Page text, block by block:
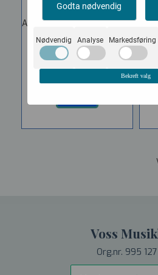
Reason 13 Upgrade • VST,
AU, AAX Plugin • Standalone
DAW • 30...
1.238,-
Voss
Org.nr. 995
Godta nødvendig
Nødvendig Analyse Markedsføring
Bekreft valg